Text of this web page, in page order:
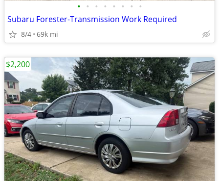
• • • • • • • •
Subaru Forester-Transmission Work Required
8/4 69k mi
$2,200